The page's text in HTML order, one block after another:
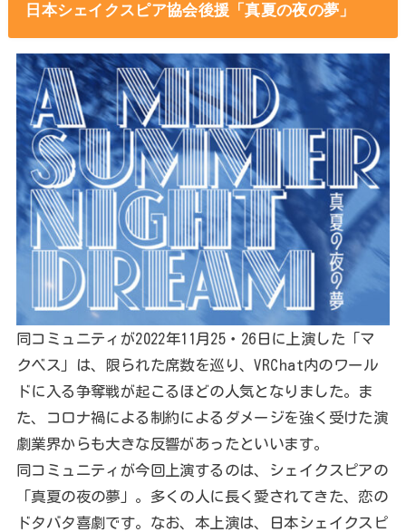
日本シェイクスピア協会後援「真夏の夜の夢」
同コミュニティが2022年11月25・26日に上演した「マ
クベス」は、限られた席数を巡り、VRChat内のワール
ドに入る争奪戦が起こるほどの人気となりました。ま
た、コロナ禍による制約によるダメージを強く受けた演
劇業界からも大きな反響があったといいます。
同コミュニティが今回上演するのは、シェイクスピアの
「真夏の夜の夢」。多くの人に長く愛されてきた、恋の
ドタバタ喜劇です。なお、本上演は、日本シェイクスピ